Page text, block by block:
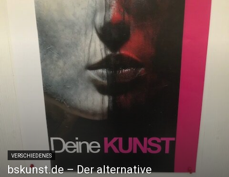
VERSCHIEDENES
bskunst.de – Der alternative